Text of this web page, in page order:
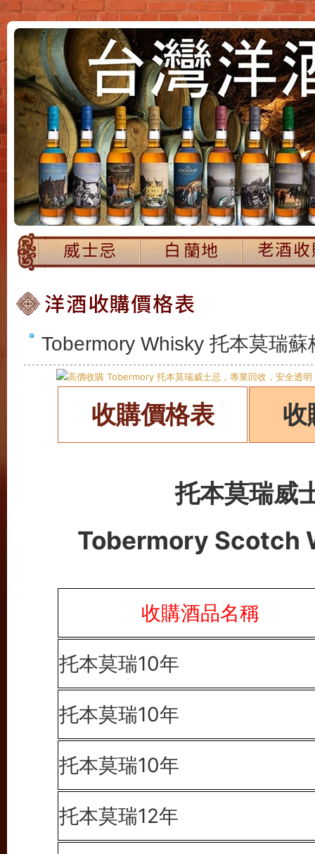
Tobermory Whisky 托本莫瑞
收購價格表 收
托本莫瑞威
Tobermory Scotch
收購酒品名稱
托本莫瑞10年
托本莫瑞10年
托本莫瑞10年
托本莫瑞12年